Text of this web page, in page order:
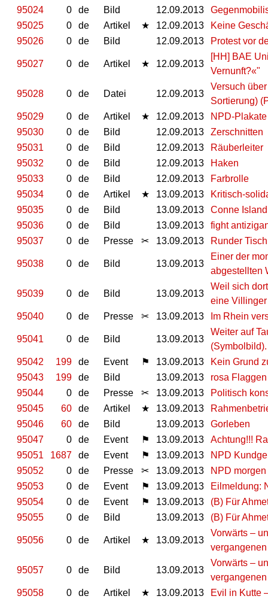
95024
0 de Bild 12.09.2013
95025
0 de Artikel ★ 12.09.2013
Keine
95026
0 de Bild 12.09.2013 Protest vor
95027 0 de Artikel ★ 12.09.2013
[HH] BAE
Vernunft?«"
95028 0 de Datei 12.09.2013
Versuch
Sortierung)
95029
0 de Artikel ★ 12.09.2013
NPD-
95030
0 de Bild 12.09.2013
Zerschnitten
95031
0 de Bild 12.09.2013
Räuberleiter
95032
0 de Bild 12.09.2013
Haken
95033
0 de Bild 12.09.2013
Farbrolle
95034
0 de Artikel ★ 13.09.2013
Kritisch-
95035
0 de Bild 13.09.2013
Conne
95036
0 de Bild 13.09.2013
fight
95037
0 de Presse ✂ 13.09.2013 Runder
95038 0 de Bild 13.09.2013
Einer der
abgestellten
95039 0 de Bild 13.09.2013
Weil sich
eine
95040
0 de Presse ✂ 13.09.2013 Im Rhein
95041 0 de Bild 13.09.2013
Weiter auf
(Symbolbild).
95042
199 de Event ⚑ 13.09.2013
Kein Grund
95043
199 de Bild 13.09.2013
rosa Flaggen
95044
0 de Presse ✂ 13.09.2013
Politisch
95045
60 de Artikel ★ 13.09.2013
95046
60 de Bild 13.09.2013
Gorleben
95047
0 de Event ⚑ 13.09.2013
Achtung!!!
95051
1687 de Event ⚑ 13.09.2013
NPD
95052
0 de Presse ✂ 13.09.2013
NPD
95053
0 de Event ⚑ 13.09.2013
Eilmeldung:
95054
0 de Event ⚑ 13.09.2013
(B) Für
95055
0 de Bild 13.09.2013 (B) Für
95056 0 de Artikel ★ 13.09.2013
Vorwärts –
95057 0 de Bild 13.09.2013
Vorwärts –
95058
0 de Artikel ★ 13.09.2013
Evil in Kutte